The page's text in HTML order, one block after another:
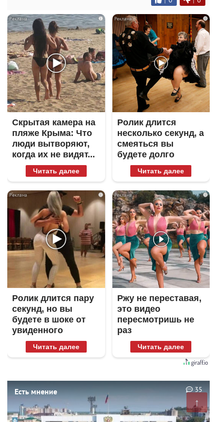
i
Скрытая камера на
пляже Крыма: Что
люди вытворяют,
когда их не видят...
Читать далее
i
Ролик длится
несколько секунд, а
смеяться вы
будете долго
Читать далее
i
Ролик длится пару
секунд, но вы
будете в шоке от
увиденного
Читать далее
i
Ржу не переставая,
это видео
пересмотришь не
раз
Читать далее
↑
Есть мнение 35